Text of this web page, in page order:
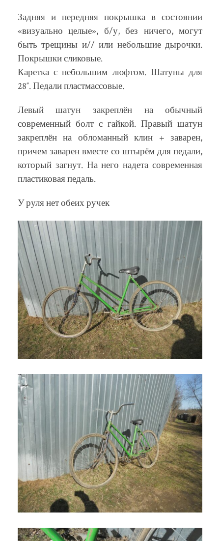
Задняя и передняя покрышка в состоянии
«визуально целые», б/у, без ничего, могут
быть трещины и// или небольшие дырочки.
Покрышки сликовые.
Каретка с небольшим люфтом. Шатуны для
28″. Педали пластмассовые.
Левый шатун закреплён на обычный
современный болт с гайкой. Правый шатун
закреплён на обломанный клин + заварен,
причем заварен вместе со штырём для педали,
который загнут. На него надета современная
пластиковая педаль.
У руля нет обеих ручек